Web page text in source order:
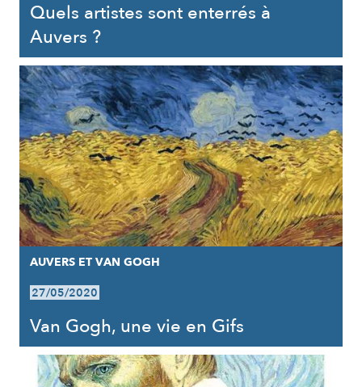
Quels artistes sont enterrés à
Auvers ?
AUVERS ET VAN GOGH
27/05/2020
Van Gogh, une vie en Gifs